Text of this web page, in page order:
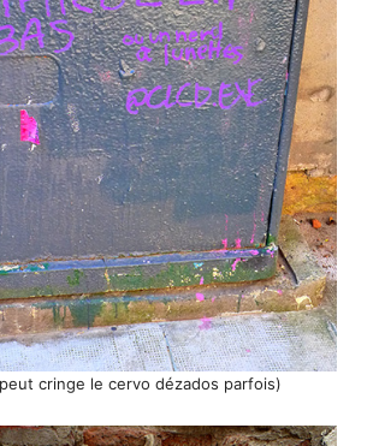
cringe le cervo dézados parfois)